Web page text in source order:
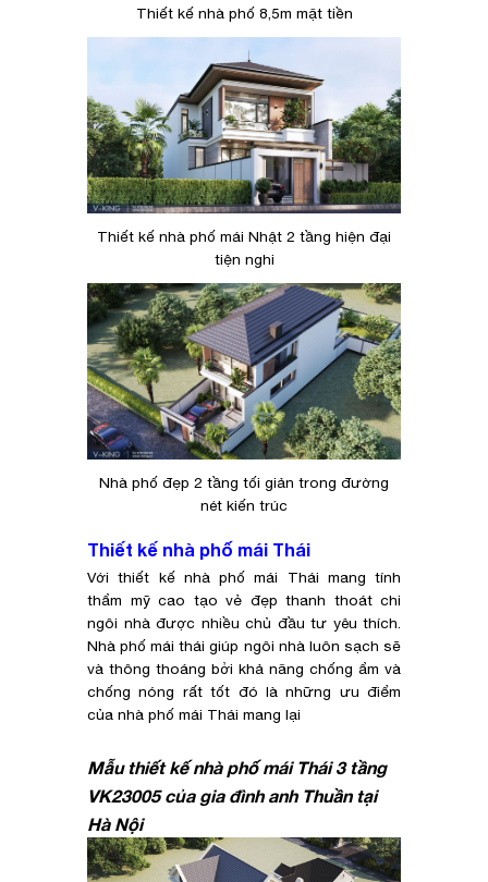
Thiết kế nhà phố 8,5m mặt tiền
Thiết kế nhà phố mái Nhật 2 tầng hiện đại
tiện nghi
Nhà phố đẹp 2 tầng tối giản trong đường
nét kiến trúc
Thiết kế nhà phố mái Thái
Với thiết kế nhà phố mái Thái mang tính
thẩm mỹ cao tạo vẻ đẹp thanh thoát chi
ngôi nhà được nhiều chủ đầu tư yêu thích.
Nhà phố mái thái giúp ngôi nhà luôn sạch sẽ
và thông thoáng bởi khả năng chống ẩm và
chống nóng rất tốt đó là những ưu điểm
của nhà phố mái Thái mang lại
Mẫu thiết kế nhà phố mái Thái 3 tầng
VK23005 của gia đình anh Thuần tại
Hà Nội